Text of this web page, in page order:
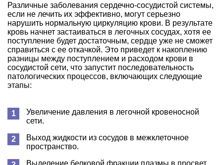
Различные заболевания сердечно-сосудистой системы,
если не лечить их эффективно, могут серьезно
нарушить нормальную циркуляцию крови. В результате
кровь начнет застаиваться в легочных сосудах, хотя ее
поступление будет достаточным, сердце уже не сможет
справиться с ее откачкой. Это приведет к накоплению
разницы между поступлением и расходом крови в
сосудистой сети, что запустит последовательность
патологических процессов, включающих следующие
этапы:
Увеличение давления в легочной кровеносной
сети.
Выход жидкости из сосудов в межклеточное
пространство.
Выделение белковой фракции плазмы в просвет